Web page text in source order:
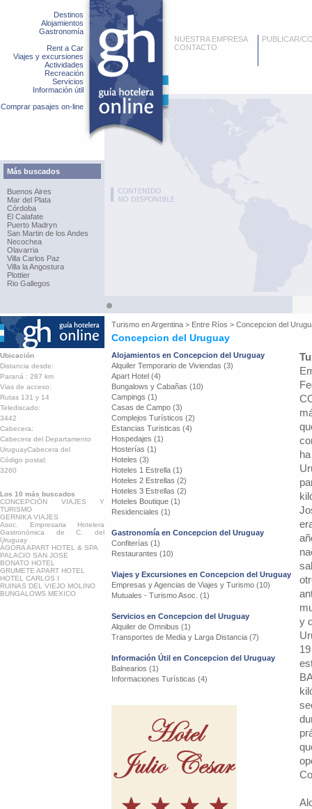
Destinos
Alojamientos
Gastronomía
Rent a Car
Viajes y excursiones
Actividades
Recreación
Servicios
Información útil
Comprar pasajes on-line
Más buscados
Buenos Aires
Mar del Plata
Córdoba
El Calafate
Puerto Madryn
San Martin de los Andes
Necochea
Olavarria
Villa Carlos Paz
Villa la Angostura
Plottier
Rio Gallegos
NUESTRA EMPRESA
CONTACTO
PUBLICAR/
Turismo enArgentina > Entre Ríos > Concepcion del
Concepcion del Uruguay
Ubicación
Distancia desde:
Paraná : 287 km
Vias de acceso:
Rutas 131 y 14
Telediscado:
3442
Cabecera:
Cabecera del Departamento
UruguayCabecera del
Código postal:
3260
Los 10 más buscados
CONCEPCIÓN VIAJES Y
TURISMO
GERNIKA VIAJES
Asoc. Empresaria Hotelera
Gastronómica de C. del
Uruguay
ÁGORA APART HOTEL & SPA
PALACIO SAN JOSE
BONATO HOTEL
GRUMETE APART HOTEL
HOTEL CARLOS I
RUINAS DEL VIEJO MOLINO
BUNGALOWS MEXICO
Alojamientos en Concepcion del Uruguay
Alquiler Temporario de Viviendas (3)
Apart Hotel (4)
Bungalows y Cabañas (10)
Campings (1)
Casas de Campo (3)
Complejos Turísticos (2)
Estancias Turisticas (4)
Hospedajes (1)
Hosterías (1)
Hoteles (3)
Hoteles 1 Estrella (1)
Hoteles 2 Estrellas (2)
Hoteles 3 Estrellas (2)
Hoteles Boutique (1)
Residenciales (1)
Gastronomía en Concepcion del Uruguay
Confiterías (1)
Restaurantes (10)
Viajes y Excursiones en Concepcion del Uruguay
Empresas y Agencias de Viajes y Turismo (10)
Mutuales - Turismo Asoc. (1)
Servicios en Concepcion del Uruguay
Alquiler de Omnibus (1)
Transportes de Media y Larga Distancia (7)
Información Útil en Concepcion del Uruguay
Balnearios (1)
Informaciones Turísticas (4)
y